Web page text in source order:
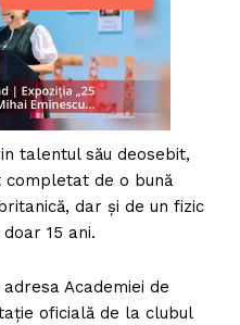
talentul său deosebit,
de o bună
dar și de un fizic
15 ani.
Academiei de
oficială de la clubul